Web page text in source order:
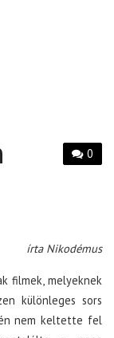
0
írta Nikodémus
filmek, melyeknek
különleges sors
nem keltette fel